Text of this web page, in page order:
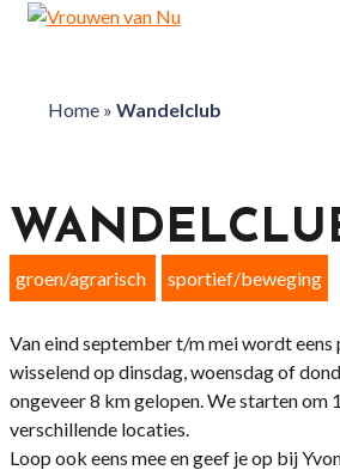
Home» Wandelclub
groen/agrarisch sportief/beweging
Van eind september t/m mei wordt eens
wisselend op dinsdag, woensdag of
ongeveer 8 km gelopen. We starten om
verschillende locaties.
Loop ook eens mee en geef je op bij